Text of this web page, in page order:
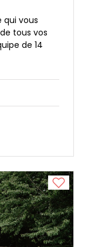
qui vous
tous vos
de 14